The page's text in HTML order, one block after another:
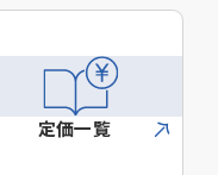
定価一覧